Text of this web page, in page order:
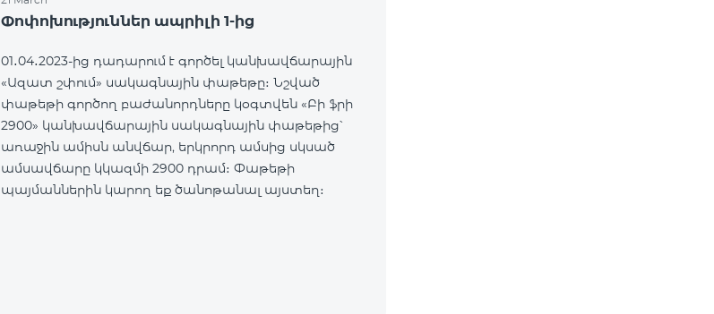
Փոփոխություններ ապրիլի 1-ից
01․04․2023-ից դադարում է գործել կանխավճարային
«Ազատ շփում» սակագնային փաթեթը։ Նշված
փաթեթի գործող բաժանորդները կօգտվեն «Բի ֆրի
2900» կանխավճարային սակագնային փաթեթից՝
առաջին ամիսն անվճար, երկրորդ ամսից սկսած
ամսավճարը կկազմի 2900 դրամ։ Փաթեթի
պայմաններին կարող եք ծանոթանալ այստեղ։